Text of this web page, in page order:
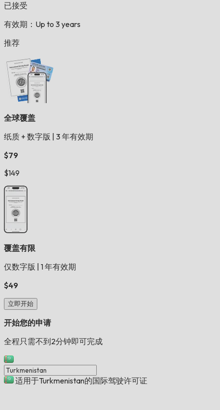
已接受
有效期：Up to 3 years
推荐
全球覆盖
纸质 + 数字版
3 年有效期
$79
$149
覆盖有限
仅数字版
1 年有效期
$49
立即开始
开始您的申请
全程只需不到2分钟即可完成
适用于Turkmenistan的国际驾驶许可证